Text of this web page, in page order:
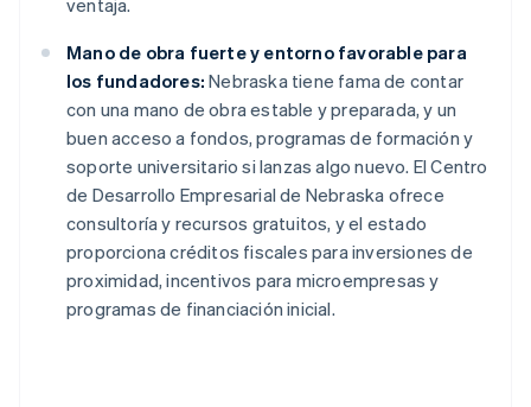
ventaja.
Mano de obra fuerte y entorno favorable para
los fundadores: Nebraska tiene fama de contar
con una mano de obra estable y preparada, y un
buen acceso a fondos, programas de formación y
soporte universitario si lanzas algo nuevo. El Centro
de Desarrollo Empresarial de Nebraska ofrece
consultoría y recursos gratuitos, y el estado
proporciona créditos fiscales para inversiones de
proximidad, incentivos para microempresas y
programas de financiación inicial.